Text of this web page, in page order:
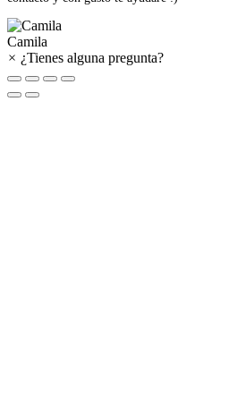
Camila
× ¿Tienes alguna pregunta?